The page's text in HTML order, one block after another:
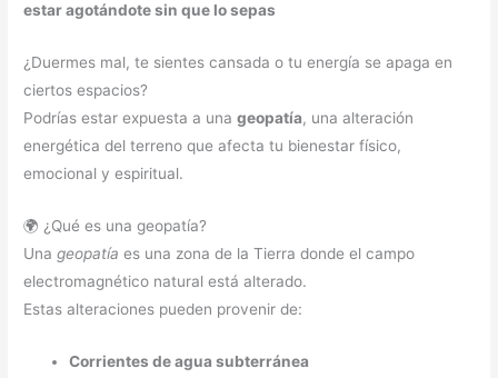
estar agotándote sin que lo sepas
¿Duermes mal, te sientes cansada o tu energía se apaga en
ciertos espacios?
Podrías estar expuesta a unageopatía, una alteración
energética del terreno que afecta tu bienestar físico,
emocional y espiritual.
🌍 ¿Qué es una geopatía?
Unageopatía es una zona de la Tierra donde el campo
electromagnético natural está alterado.
Estas alteraciones pueden provenir de:
Corrientes de agua subterránea